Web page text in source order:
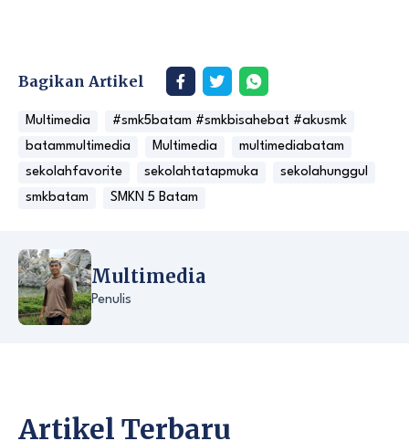
Bagikan Artikel
Multimedia
#smk5batam #smkbisahebat #akusmk
batammultimedia
Multimedia
multimediabatam
sekolahfavorite
sekolahtatapmuka
sekolahunggul
smkbatam
SMKN 5 Batam
Multimedia
Penulis
Artikel Terbaru